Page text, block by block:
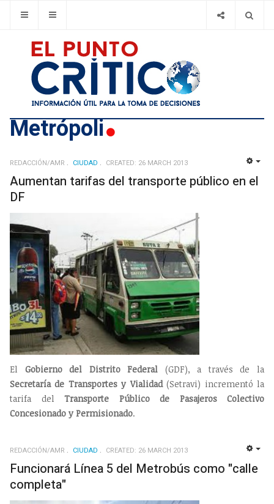
Metrópoli
REDACCIÓN/AMR CIUDAD CREATED: 26 MARCH 2013
Aumentan tarifas del transporte público en el
DF
El Gobierno del Distrito Federal (GDF), a través de la
Secretaría de Transportes y Vialidad(Setravi) incrementó la
tarifa del Transporte Público de Pasajeros Colectivo
Concesionado y Permisionado.
REDACCIÓN/AMR CIUDAD CREATED: 26 MARCH 2013
Funcionará Línea 5 del Metrobús como "calle
completa"